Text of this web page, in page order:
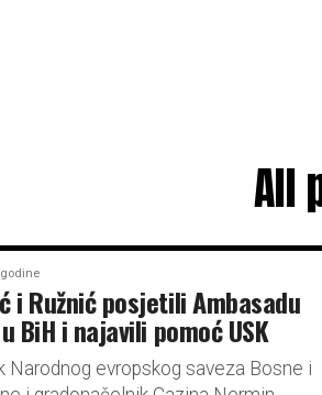
All
i Ružnić posjetili Ambasadu
BiH i najavili pomoć USK
Narodnog evropskog saveza Bosne i